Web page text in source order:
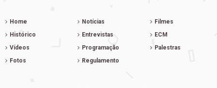
Home
Histórico
Vídeos
Fotos
Notícias
Entrevistas
Programação
Regulamento
Filmes
ECM
Palestras